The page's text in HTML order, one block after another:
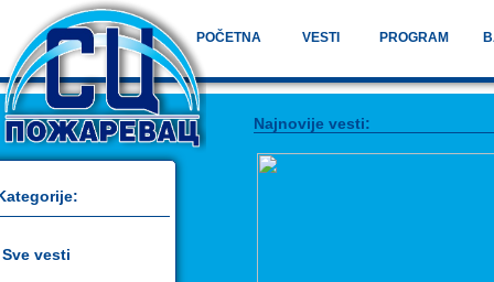
POČETNA VESTI PROGRAM
Sve vesti
Najnovije vesti: